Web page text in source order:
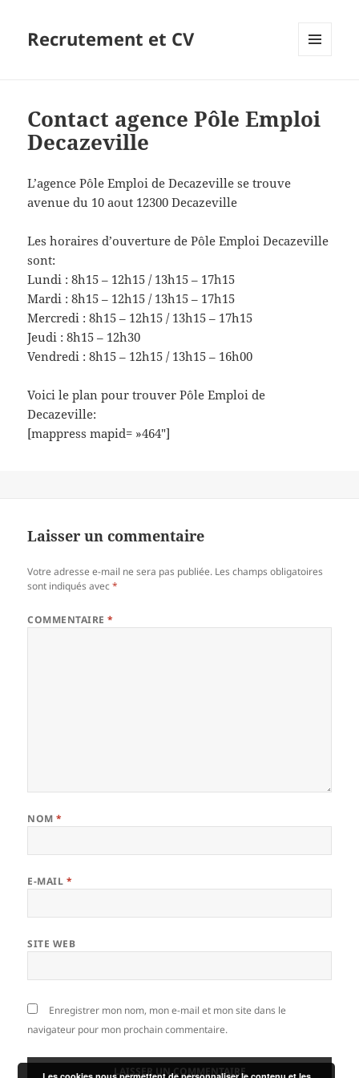
Recrutement et CV
Contact agence Pôle Emploi
Decazeville
L’agence Pôle Emploi de Decazeville se trouve
avenue du 10 aout 12300 Decazeville
Les horaires d’ouverture de Pôle Emploi Decazeville
sont:
Lundi : 8h15 – 12h15 / 13h15 – 17h15
Mardi : 8h15 – 12h15 / 13h15 – 17h15
Mercredi : 8h15 – 12h15 / 13h15 – 17h15
Jeudi : 8h15 – 12h30
Vendredi : 8h15 – 12h15 / 13h15 – 16h00
Voici le plan pour trouver Pôle Emploi de
Decazeville:
[mappress mapid= »464″]
Laisser un commentaire
Votre adresse e-mail ne sera pas publiée. Les champs obligatoires
sont indiqués avec*
COMMENTAIRE*
NOM*
E-MAIL *
SITE WEB
Enregistrer mon nom, mon e-mail et mon site dans le
navigateur pour mon prochain commentaire.